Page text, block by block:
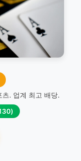
. 업계 최고 배당.